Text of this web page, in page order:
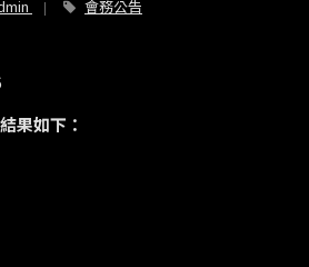
會務公告
果如下：